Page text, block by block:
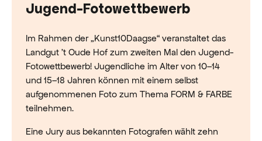
Jugend-Fotowettbewerb
Im Rahmen der „Kunst10Daagse“ veranstaltet das
Landgut ’t Oude Hof zum zweiten Mal den Jugend-
Fotowettbewerb! Jugendliche im Alter von 10–14
und 15–18 Jahren können mit einem selbst
aufgenommenen Foto zum Thema FORM & FARBE
teilnehmen.
Eine Jury aus bekannten Fotografen wählt zehn